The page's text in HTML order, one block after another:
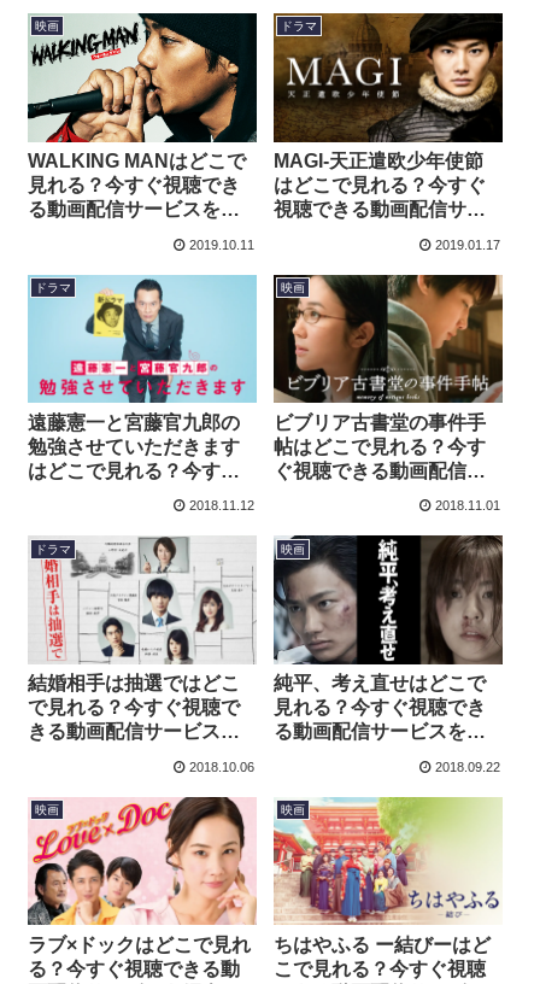
映画
WALKING MANはどこで
見れる？今すぐ視聴でき
る動画配信サービスを紹
2019.10.11
ドラマ
MAGI-天正遣欧少年使節
はどこで見れる？今すぐ
視聴できる動画配信サー
2019.01.17
ドラマ
遠藤憲一と宮藤官九郎の
勉強させていただきます
はどこで見れる？今すぐ
視聴できる動画配信サー
2018.11.12
映画
ビブリア古書堂の事件手
帖はどこで見れる？今す
ぐ視聴できる動画配信サ
2018.11.01
ドラマ
結婚相手は抽選ではどこ
で見れる？今すぐ視聴で
きる動画配信サービスを
2018.10.06
映画
純平、考え直せはどこで
見れる？今すぐ視聴でき
る動画配信サービスを紹
2018.09.22
映画
ラブ×ドックはどこで見れ
る？今すぐ視聴できる動
映画
ちはやふる ー結びーはど
こで見れる？今すぐ視聴